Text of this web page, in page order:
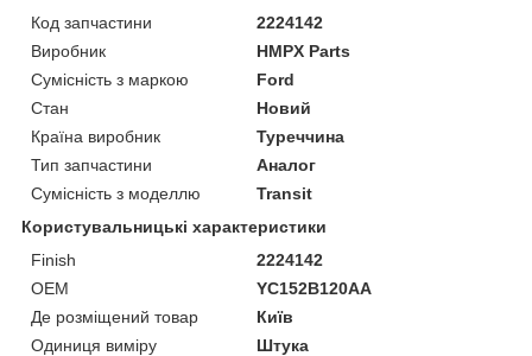
Код запчастини
2224142
Виробник
HMPX Parts
Сумісність з маркою
Ford
Стан
Новий
Країна виробник
Туреччина
Тип запчастини
Аналог
Сумісність з моделлю
Transit
Користувальницькі характеристики
Finish
2224142
OEM
YC152B120AA
Де розміщений товар
Київ
Одиниця виміру
Штука